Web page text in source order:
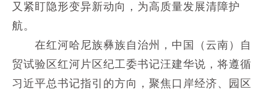
又紧盯隐形变异新动向，为高质量发展清障护
航。
在红河哈尼族彝族自治州，中国（云南）自
贸试验区红河片区纪工委书记汪建华说，将遵循
习近平总书记指引的方向，聚焦口岸经济、园区